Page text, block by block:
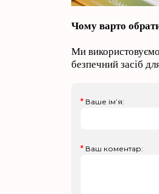
Чому варто
Ми
безпечний засіб
Ваше ім’я:
Ваш коментар: